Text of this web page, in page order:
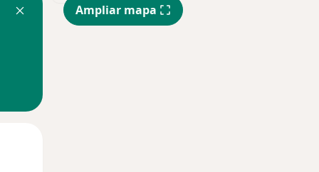
Ampliar mapa